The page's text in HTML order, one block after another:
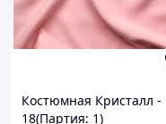
Костюмная Кристалл -
18(Партия: 1)